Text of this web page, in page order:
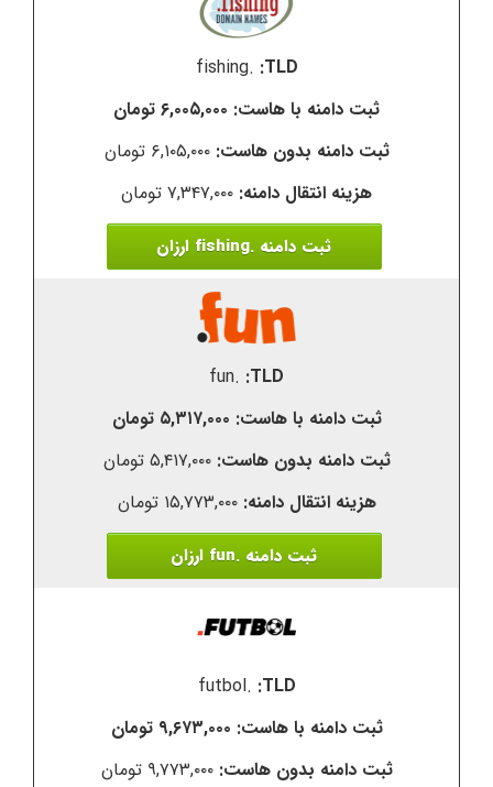
.fishing
۶,۰۰۵,۰۰۰ تومان
۶,۱۰۵,۰۰۰ تومان
۷,۳۴۷,۰۰۰ تومان
ثبت دامنه .fishing ارزان
.fun
۵,۳۱۷,۰۰۰ تومان
۵,۴۱۷,۰۰۰ تومان
۱۵,۷۷۳,۰۰۰ تومان
ثبت دامنه .fun ارزان
.futbol
۹,۶۷۳,۰۰۰ تومان
۹,۷۷۳,۰۰۰ تومان